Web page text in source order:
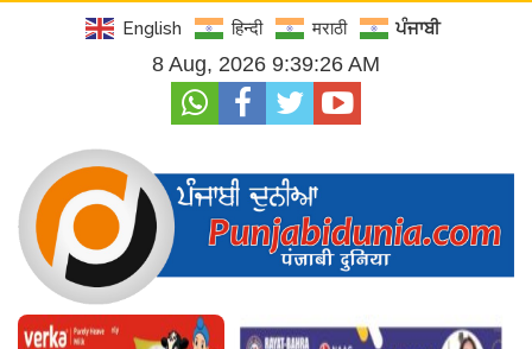
English हिन्दी मराठी ਪੰਜਾਬੀ
8 Aug, 2026 9:39:27 AM